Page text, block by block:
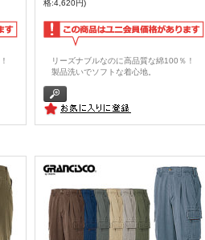
格:4,620円)
リーズナブルなのに高品質な綿100％！
製品洗いでソフトな着心地。